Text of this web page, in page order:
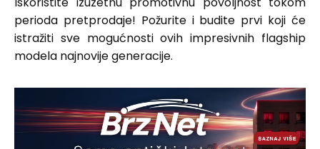
perioda pretprodaje! Požurite i budite prvi koji će
istražiti sve mogućnosti ovih impresivnih flagship
modela najnovije generacije.